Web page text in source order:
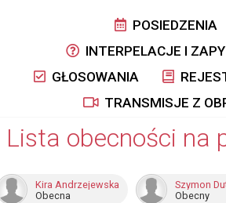
POSIEDZENIA
INTERPELACJE I
GŁOSOWANIA
TRANSMISJE Z
Lista obecności na
Kira Andrzejewska
Obecna
Obecny